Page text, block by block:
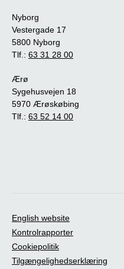
Nyborg
Vestergade 17
5800 Nyborg
Tlf.: 63 31 28 00
Ærø
Sygehusvejen 18
5970 Ærøskøbing
Tlf.: 63 52 14 00
English website
Kontrolrapporter
Cookiepolitik
Tilgængelighedserklæring